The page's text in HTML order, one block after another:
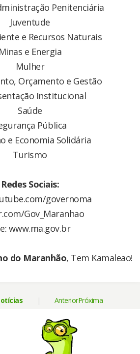
Penitenciária
Juventude
e Recursos Naturais
Minas e Energia
Mulher
Orçamento e Gestão
Institucional
Saúde
Pública
e Economia Solidária
Turismo
Redes Sociais:
governoma
Gov_Maranhao
www.ma.gov.br
do Maranhão, Tem Kamaleao!
| AnteriorPróxima